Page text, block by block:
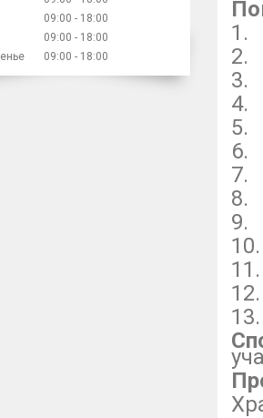
1.
2.
3.
4.
5.
6.
7.
8.
9.
09:00
18:00
09:00
18:00
09:00 18:00